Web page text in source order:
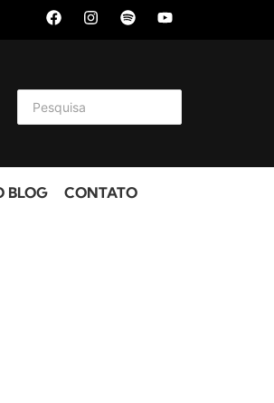
BLOG CONTATO